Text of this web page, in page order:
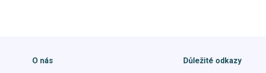
O nás Důležité odkazy